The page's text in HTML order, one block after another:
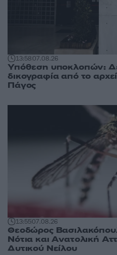
13:5807.08.26
Υπόθεση υποκλοπών:
δικογραφία από το
Πάγος
13:5507.08.26
Θεοδώρος
Νότια και Ανατολική
Δυτικού Νείλου